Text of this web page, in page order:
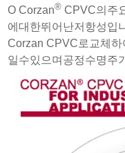
O Corzan® CPVC의주
에대한뛰어난저항성입
Corzan CPVC로교체
일수있으며공정수명주